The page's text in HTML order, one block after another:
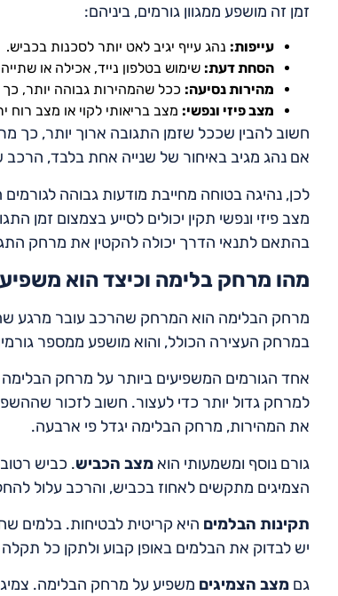
זמן זה מושפע ממגוון גורמים, ביניהם:
עייפות: נהג עייף יגיב לאט יותר לסכנות בכביש.
הסחת דעת: שימוש בטלפון נייד, אכילה או
מהירות נסיעה: ככל שהמהירות גבוהה יותר,
מצב פיזי ונפשי: מצב בריאותי לקוי או מצב
חשוב להבין שככל שזמן התגובה ארוך יותר,
אם נהג מגיב באיחור של שנייה אחת בלבד, הרכב
לכן, נהיגה בטוחה מחייבת מודעות גבוהה
מצב פיזי ונפשי תקין יכולים לסייע בצמצום זמן
בהתאם לתנאי הדרך יכולה להקטין את מרחק
מהו מרחק בלימה וכיצד הוא
מרחק הבלימה הוא המרחק שהרכב עובר מרגע
במרחק העצירה הכולל, והוא מושפע ממספר
אחד הגורמים המשפיעים ביותר על מרחק הבלימה
למרחק גדול יותר כדי לעצור. חשוב לזכור
את המהירות, מרחק הבלימה יגדל פי ארבעה.
גורם נוסף ומשמעותי הוא מצב הכביש. כביש
הצמיגים מתקשים לאחוז בכביש, והרכב עלול
תקינות הבלמים היא קריטית לבטיחות. בלמים
יש לבדוק את הבלמים באופן קבוע ולתקן כל
גם מצב הצמיגים משפיע על מרחק הבלימה.